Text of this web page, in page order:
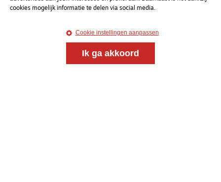
Onderweg
Onderweg is een platform voor ontmoeting, vorming
en gesprek voor christenen onderweg, in het bijzonder
voor de Nederlandse Gereformeerde Kerken.
cookies mogelijk informatie te delen via social media.
Cookie instellingen aanpassen
Ik ga akkoord